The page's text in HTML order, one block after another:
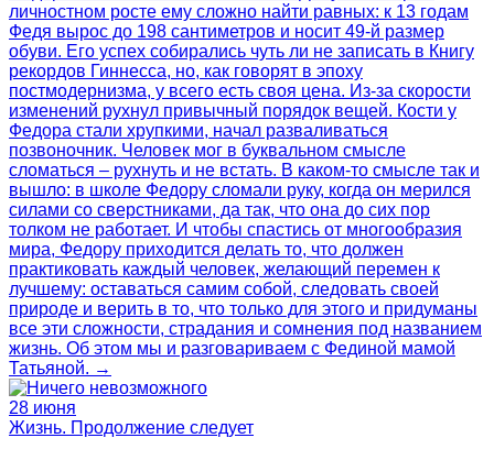
личностном росте ему сложно найти равных: к 13 годам
Федя вырос до 198 сантиметров и носит 49-й размер
обуви. Его успех собирались чуть ли не записать в Книгу
рекордов Гиннесса, но, как говорят в эпоху
постмодернизма, у всего есть своя цена. Из-за скорости
изменений рухнул привычный порядок вещей. Кости у
Федора стали хрупкими, начал разваливаться
позвоночник. Человек мог в буквальном смысле
сломаться – рухнуть и не встать. В каком-то смысле так и
вышло: в школе Федору сломали руку, когда он мерился
силами со сверстниками, да так, что она до сих пор
толком не работает. И чтобы спастись от многообразия
мира, Федору приходится делать то, что должен
практиковать каждый человек, желающий перемен к
лучшему: оставаться самим собой, следовать своей
природе и верить в то, что только для этого и придуманы
все эти сложности, страдания и сомнения под названием
жизнь. Об этом мы и разговариваем с Фединой мамой
Татьяной. →
28 июня
Жизнь. Продолжение следует